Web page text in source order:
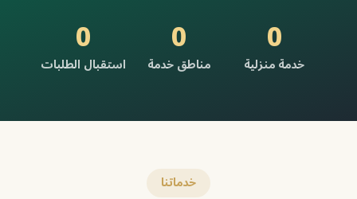
0
خدمة منزلية 0
مناطق خدمة 0
استقبال الطلبات
خدماتنا